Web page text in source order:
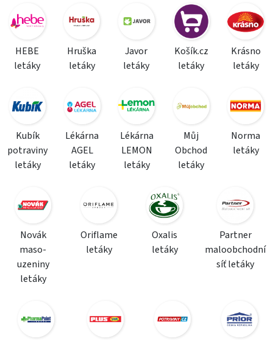
HEBE
letáky
Hruška
letáky
Javor
letáky
Košík.cz
letáky
Krásno
letáky
Kubík
potraviny
letáky
Lékárna
AGEL
letáky
Lékárna
LEMON
letáky
Můj
Obchod
letáky
Norma
letáky
Novák
maso-
uzeniny
letáky
Oriflame
letáky
Oxalis
letáky
Partner
maloobchodní
síť letáky